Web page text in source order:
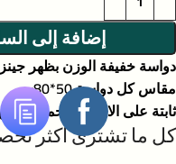
إضافة إلى
دواسة خفيفة الوزن بظهر جينز
مقاس كل دواسة 50*80سم
ثابتة على الارض وتتحمل
كل ما تشترى اكثر